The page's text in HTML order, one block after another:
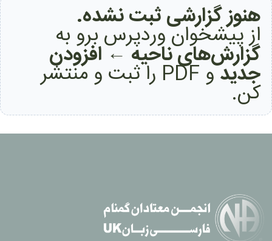
هنوز گزارشی ثبت نشده.
از پیشخوان وردپرس برو به
گزارش‌های ناحیه ← افزودن
جدید و PDF را ثبت و منتشر
کن.